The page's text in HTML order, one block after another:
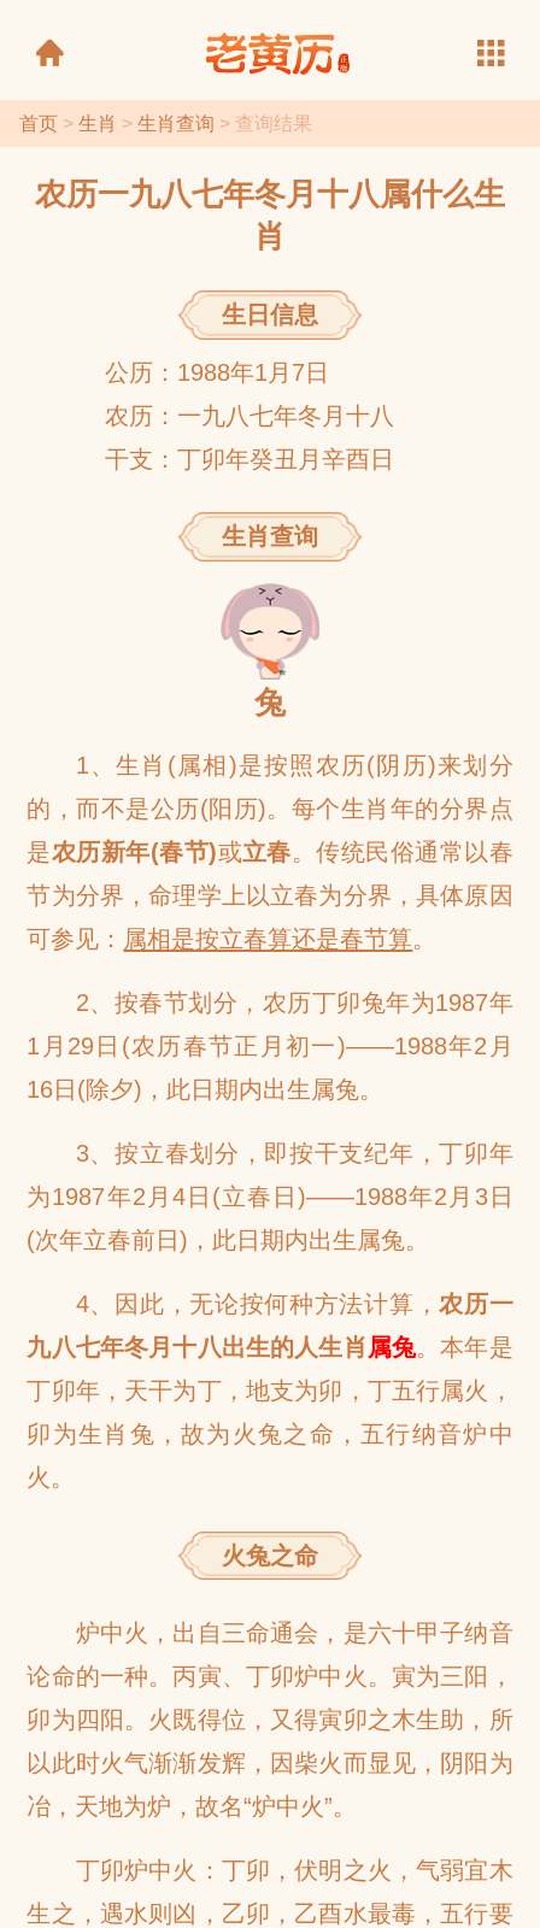
老黄历
网
首页> 生肖 > 生肖查询 > 查询结果
农历一九八七年冬月十八属什么生
肖
生日信息
公历：1988年1月7日
农历：一九八七年冬月十八
干支：丁卯年癸丑月辛酉日
生肖查询
兔
1、生肖(属相)是按照农历(阴历)来划分
的，而不是公历(阳历)。每个生肖年的分界点
是农历新年(春节)或立春。传统民俗通常以春
节为分界，命理学上以立春为分界，具体原因
可参见： 属相是按立春算还是春节算。
2、按春节划分，农历丁卯兔年为1987年
1月29日(农历春节正月初一)——1988年2月
16日(除夕)，此日期内出生属兔。
3、按立春划分，即按干支纪年，丁卯年
为1987年2月4日(立春日)——1988年2月3日
(次年立春前日)，此日期内出生属兔。
4、因此，无论按何种方法计算，农历一
九八七年冬月十八出生的人生肖属兔。本年是
丁卯年，天干为丁，地支为卯，丁五行属火，
卯为生肖兔，故为火兔之命，五行纳音炉中
火。
火兔之命
炉中火，出自三命通会，是六十甲子纳音
论命的一种。丙寅、丁卯炉中火。寅为三阳，
卯为四阳。火既得位，又得寅卯之木生助，所
以此时火气渐渐发辉，因柴火而显见，阴阳为
冶，天地为炉，故名“炉中火”。
丁卯炉中火：丁卯，伏明之火，气弱宜木
生之，遇水则凶，乙卯，乙酉水最毒，五行要